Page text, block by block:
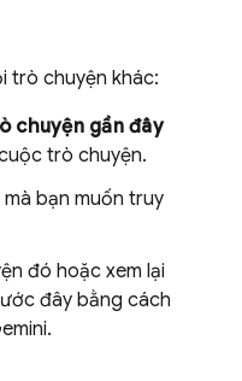
trò chuyện khác:
chuyện gần đây
trò chuyện.
bạn muốn truy
đó hoặc xem lại
đây bằng cách
.